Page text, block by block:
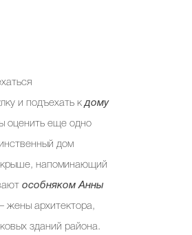
и подъехать кдому
оценить еще одно
дом
напоминающий
особняком Анны
жены архитектора,
зданий района.